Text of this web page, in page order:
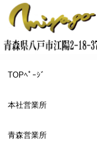
TOPﾍﾟｰｼﾞ
本社営業所
青森営業所